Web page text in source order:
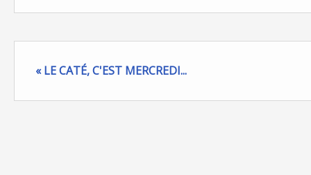
« LE CATÉ, C'EST MERCREDI...